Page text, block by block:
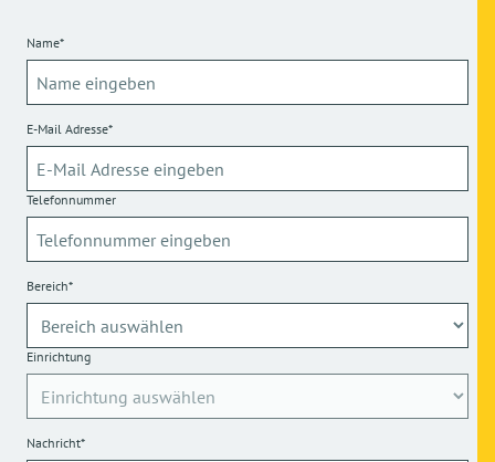
Name*
E-Mail Adresse*
Telefonnummer
Bereich*
Einrichtung
Nachricht*